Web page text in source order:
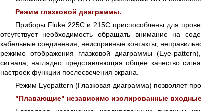
Режим глазковой диаграммы.
Приборы Fluke 225C и 215C приспособлены для
отсутствует необходимость обращать внимание на
кабельные соединения, неисправные контакты,
режиме отображения глазковой диаграммы (Eye-
сигнала, наглядно представляющая общее качество
настроек функции послесвечения экрана.
Режим Eyepattern (Глазковая диаграмма) позволяет
"Плавающие" независимо изолированные